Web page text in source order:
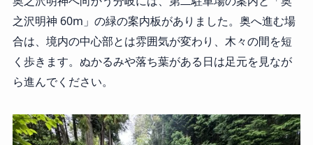
之沢明神 60m」の緑の案内板がありました。奥へ進む場
合は、境内の中心部とは雰囲気が変わり、木々の間を短
く歩きます。ぬかるみや落ち葉がある日は足元を見なが
ら進んでください。